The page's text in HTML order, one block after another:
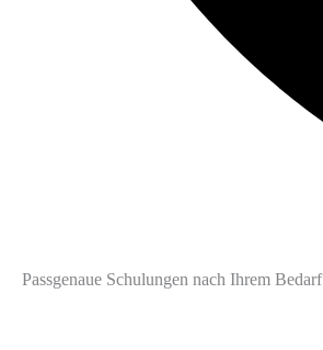
Passgenaue Schulungen nach Ihrem Bedarf